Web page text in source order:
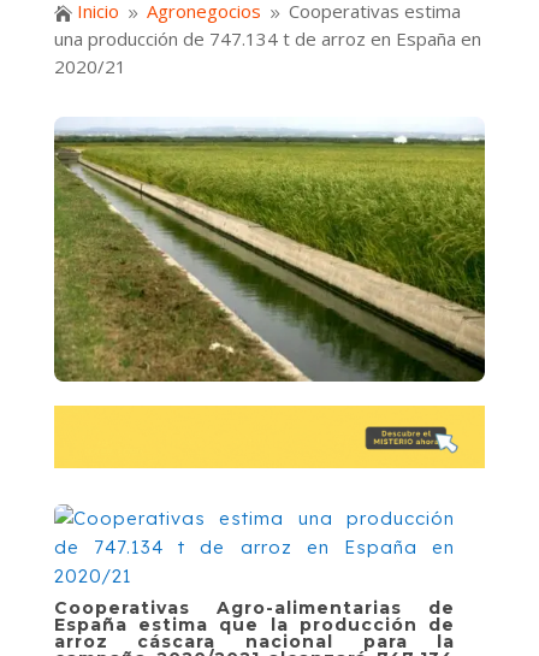
 Inicio 9 Agronegocios 9 Cooperativas estima
una producción de 747.134 t de arroz en España en
2020/21
Cooperativas Agro-alimentarias de
España estima que la producción de
arroz cáscara nacional para la